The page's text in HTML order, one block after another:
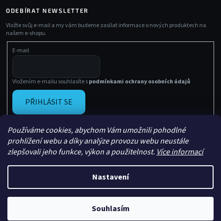
Používáme cookies, abychom Vám umožnili pohodlné
prohlížení webu a díky analýze provozu webu neustále
zlepšovali jeho funkce, výkon a použitelnost. Více informací
Nastavení
Souhlasím
ODEBÍRAT NEWSLETTER
Vložte svůj e-mail a my vám budeme zasílat informace o nových produktech na
našem e-shopu.
E-mail
Vložením e-mailu souhlasíte spodmínkami ochrany osobních údajů
PŘIHLÁSIT SE
Vytvořil Shoptet
Copyright 2026Sachasport. Všechna práva vyhrazena.